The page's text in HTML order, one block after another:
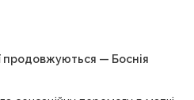
продовжуються — Боснія